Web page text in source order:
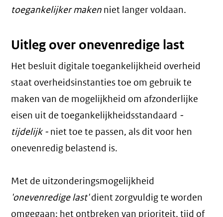
toegankelijker maken niet langer voldaan.
Uitleg over onevenredige last
Het besluit digitale toegankelijkheid overheid
staat overheidsinstanties toe om gebruik te
maken van de mogelijkheid om afzonderlijke
eisen uit de toegankelijkheidsstandaard -
tijdelijk - niet toe te passen, als dit voor hen
onevenredig belastend is.
Met de uitzonderingsmogelijkheid
'onevenredige last'dient zorgvuldig te worden
omgegaan; het ontbreken van prioriteit, tijd of